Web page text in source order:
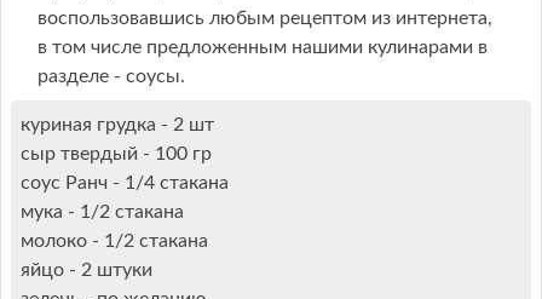
воспользовавшись любым рецептом из интернета,
в том числе предложенным нашими кулинарами в
разделе - соусы.
куриная грудка - 2 шт
сыр твердый - 100 гр
соус Ранч - 1/4 стакана
мука - 1/2 стакана
молоко - 1/2 стакана
яйцо - 2 штуки